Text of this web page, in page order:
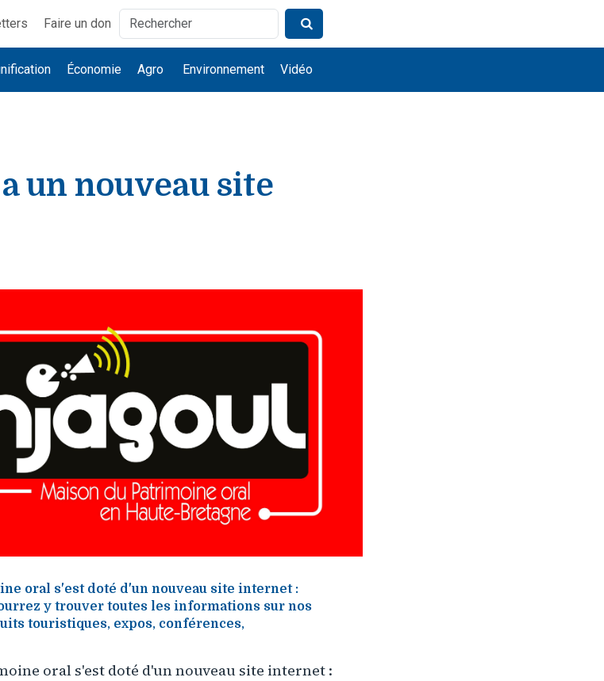
Faire un don
Économie Agro Environnement Vidéo
un nouveau site
oral s'est doté d'un nouveau site internet :
y trouver toutes les informations sur nos
touristiques, expos, conférences,
oral s'est doté d'un nouveau site internet :